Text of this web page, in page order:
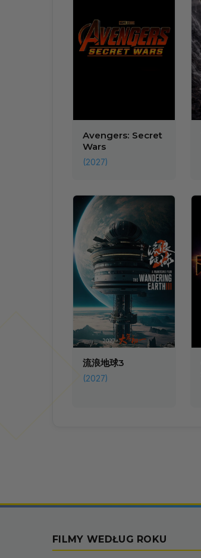
Avengers: Secret
Wars
(2027)
流浪地球3
(2027)
FILMY WEDŁUG ROKU